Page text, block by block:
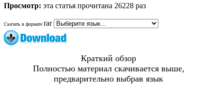
Просмотр: эта статья прочитана 26228 раз
Скачать в формате rar
Краткий обзор
Полностью материал скачивается выше,
предварительно выбрав язык